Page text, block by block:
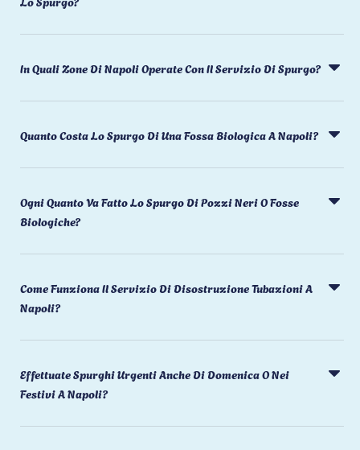
In Quali Zone Di Napoli Operate Con Il Servizio Di Spurgo?
Quanto Costa Lo Spurgo Di Una Fossa Biologica A Napoli?
Ogni Quanto Va Fatto Lo Spurgo Di Pozzi Neri O Fosse
Biologiche?
Come Funziona Il Servizio Di Disostruzione Tubazioni A
Napoli?
Effettuate Spurghi Urgenti Anche Di Domenica O Nei
Festivi A Napoli?